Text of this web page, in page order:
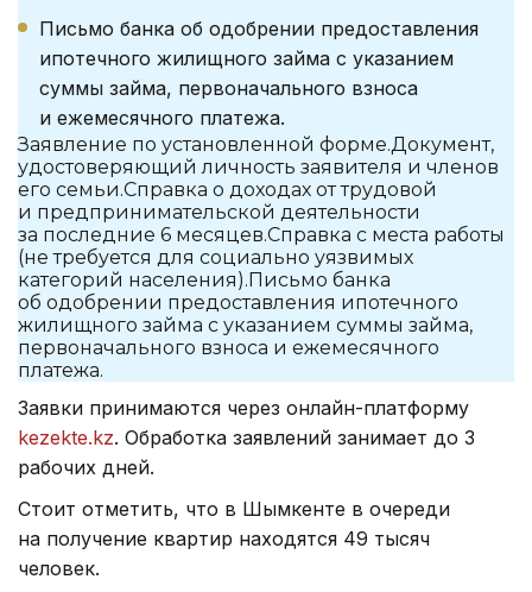
Письмо банка об одобрении предоставления
ипотечного жилищного займа с указанием
суммы займа, первоначального взноса
и ежемесячного платежа.
Заявление по установленной форме.Документ,
удостоверяющий личность заявителя и членов
его семьи.Справка о доходах от трудовой
и предпринимательской деятельности
за последние 6 месяцев.Справка с места работы
(не требуется для социально уязвимых
категорий населения).Письмо банка
об одобрении предоставления ипотечного
жилищного займа с указанием суммы займа,
первоначального взноса и ежемесячного
платежа.
Заявки принимаются через онлайн-платформу
kezekte.kz. Обработка заявлений занимает до 3
рабочих дней.
Стоит отметить, что в Шымкенте в очереди
на получение квартир находятся 49 тысяч
человек.